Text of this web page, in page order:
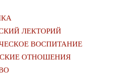
ЛЕКТОРИЙ
ВОСПИТАНИЕ
ОТНОШЕНИЯ